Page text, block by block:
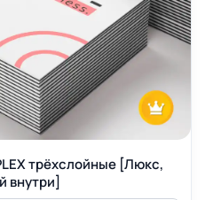
трёхслойные [Люкс,
внутри]